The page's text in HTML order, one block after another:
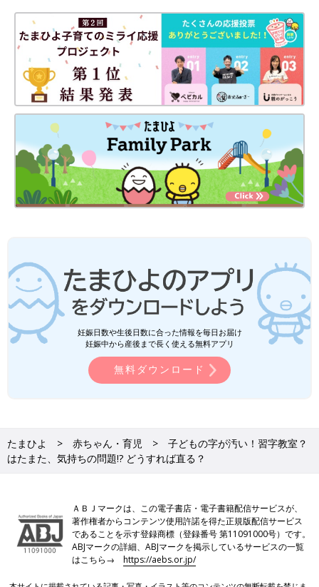
妊娠日数や生後日数に合った情報を毎日お届け
妊娠中から産後まで長く使える無料アプリ
無料ダウンロード
たまひよ 赤ちゃん・育児
子どもの字が汚い！習字教室？
はたまた、気持ちの問題!? どうすれば直る？
ＡＢＪマークは、この電子書店・電子書籍配信サービスが、
著作権者からコンテンツ使用許諾を得た正規版配信サービス
であることを示す登録商標（登録番号 第11091000号）です。
ABJマークの詳細、ABJマークを掲示しているサービスの一覧
はこちら→https://aebs.or.jp/